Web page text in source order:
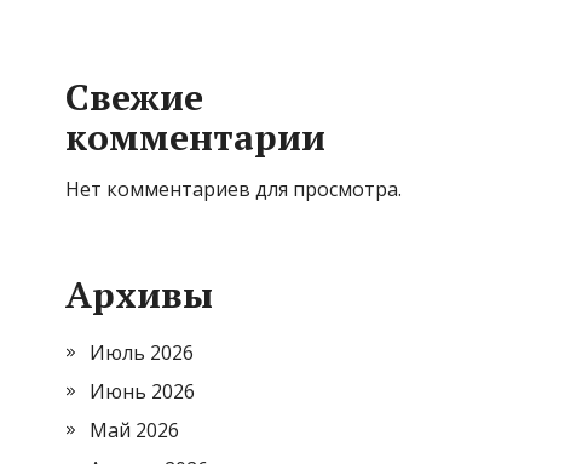
Свежие
комментарии
Нет комментариев для просмотра.
Архивы
Июль 2026
Июнь 2026
Май 2026